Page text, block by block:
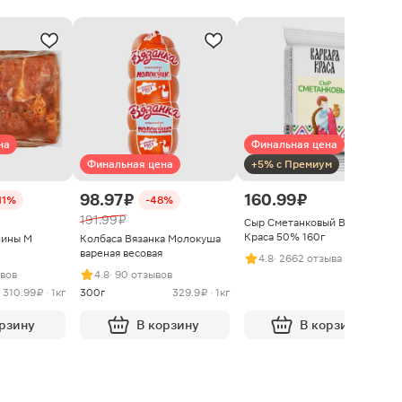
М
310.99 ₽ · 1кг
Финальная цена
98.97 ₽ -48%
191.99 ₽
Колбаса Вязанка Молокуша
вареная весовая
4.8· 90 отзывов
300г
329.9 ₽ · 1кг
В корзину
Финальная цена
+5% с Премиум
160.99 ₽
Сыр Сметанковый Варвара
Краса 50% 160г
4.8· 2662 отзыва
В корзину